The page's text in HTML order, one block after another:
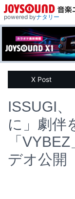
powered byナタリー
X Post
ISSUGI
に」劇伴
「
デオ公開